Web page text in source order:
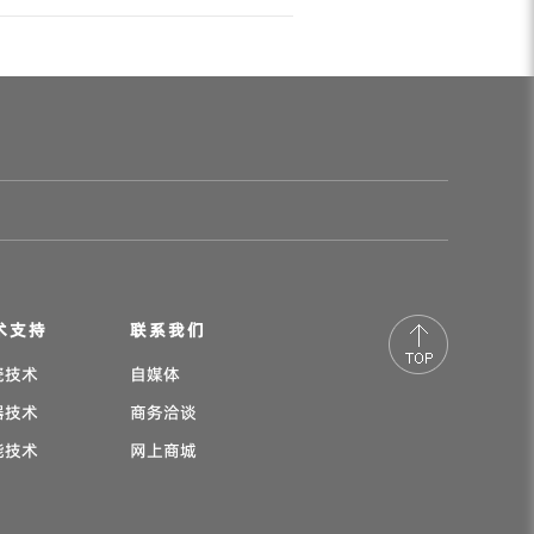
支持
术
术
术
联系我们
自媒体
商务洽谈
网上商城